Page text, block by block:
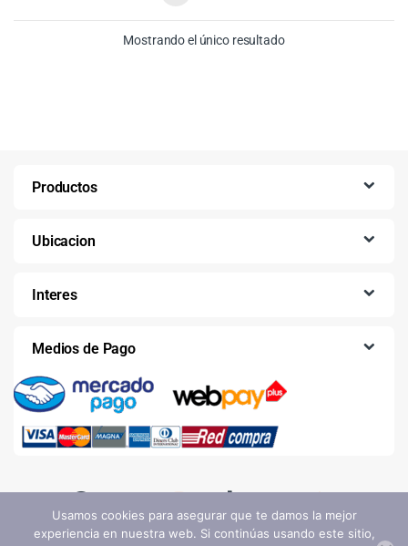
Mostrando el único resultado
Productos
Ubicacion
Interes
Medios de Pago
Usamos cookies para asegurar que te damos la mejor
experiencia en nuestra web. Si continúas usando este sitio,